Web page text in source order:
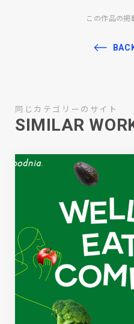
この作品の掲
同じカテゴリーのサイト
SIMILAR